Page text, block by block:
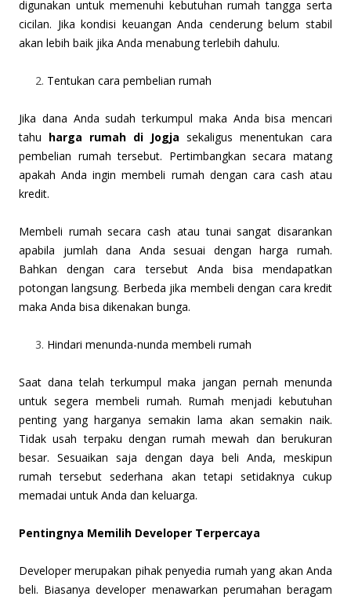
digunakan untuk memenuhi kebutuhan rumah tangga serta
cicilan. Jika kondisi keuangan Anda cenderung belum stabil
akan lebih baik jika Anda menabung terlebih dahulu.
Tentukan cara pembelian rumah
Jika dana Anda sudah terkumpul maka Anda bisa mencari
tahu harga rumah di Jogja sekaligus menentukan cara
pembelian rumah tersebut. Pertimbangkan secara matang
apakah Anda ingin membeli rumah dengan cara cash atau
kredit.
Membeli rumah secara cash atau tunai sangat disarankan
apabila jumlah dana Anda sesuai dengan harga rumah.
Bahkan dengan cara tersebut Anda bisa mendapatkan
potongan langsung. Berbeda jika membeli dengan cara kredit
maka Anda bisa dikenakan bunga.
Hindari menunda-nunda membeli rumah
Saat dana telah terkumpul maka jangan pernah menunda
untuk segera membeli rumah. Rumah menjadi kebutuhan
penting yang harganya semakin lama akan semakin naik.
Tidak usah terpaku dengan rumah mewah dan berukuran
besar. Sesuaikan saja dengan daya beli Anda, meskipun
rumah tersebut sederhana akan tetapi setidaknya cukup
memadai untuk Anda dan keluarga.
Pentingnya Memilih Developer Terpercaya
Developer merupakan pihak penyedia rumah yang akan Anda
beli. Biasanya developer menawarkan perumahan beragam